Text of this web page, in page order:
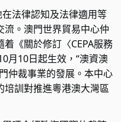
法律認知及法律適用等
流。澳門世界貿易中心仲
着《關於修訂〈CEPA服務
月10日起生效， “澳資澳
仲裁事業的發展。本中心
訓對推進粵港澳大灣區